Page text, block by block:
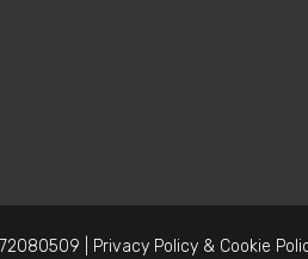
| Privacy Policy & Cookie